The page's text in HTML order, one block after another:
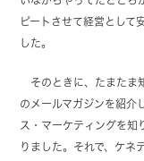
ピートさせて経営として
した。
そのときに、たまたま
のメールマガジンを紹介
ス・マーケティングを知
りました。それで、ケネ